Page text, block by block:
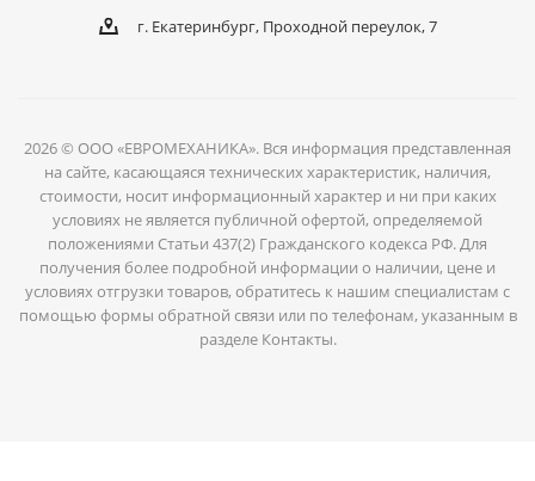
г. Екатеринбург, Проходной переулок, 7
2026 © ООО «ЕВРОМЕХАНИКА». Вся информация представленная
на сайте, касающаяся технических характеристик, наличия,
стоимости, носит информационный характер и ни при каких
условиях не является публичной офертой, определяемой
положениями Статьи 437(2) Гражданского кодекса РФ. Для
получения более подробной информации о наличии, цене и
условиях отгрузки товаров, обратитесь к нашим специалистам с
помощью формы обратной связи или по телефонам, указанным в
разделе Контакты.